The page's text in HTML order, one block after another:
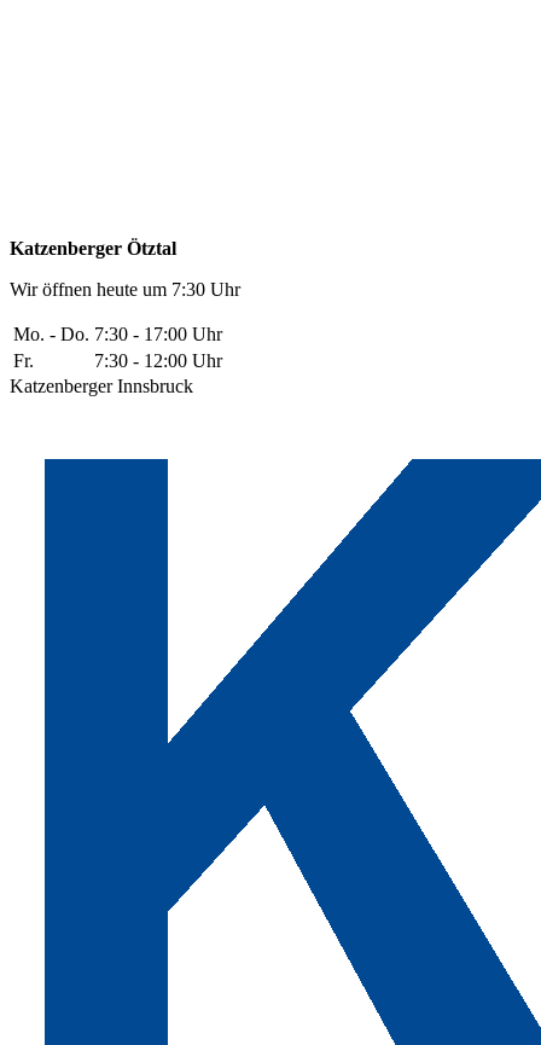
Katzenberger Ötztal
Wir öffnen heute um 7:30 Uhr
Mo. - Do. 7:30 - 17:00 Uhr
Fr.
7:30 - 12:00 Uhr
Katzenberger Innsbruck